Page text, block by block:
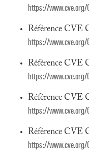
https://www.cve.org/
Référence CVE
https://www.cve.org/
Référence CVE
https://www.cve.org/
Référence CVE
https://www.cve.org/
Référence CVE
https://www.cve.org/